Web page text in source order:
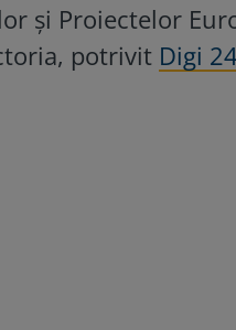
și Proiectelor
potrivit Digi 24